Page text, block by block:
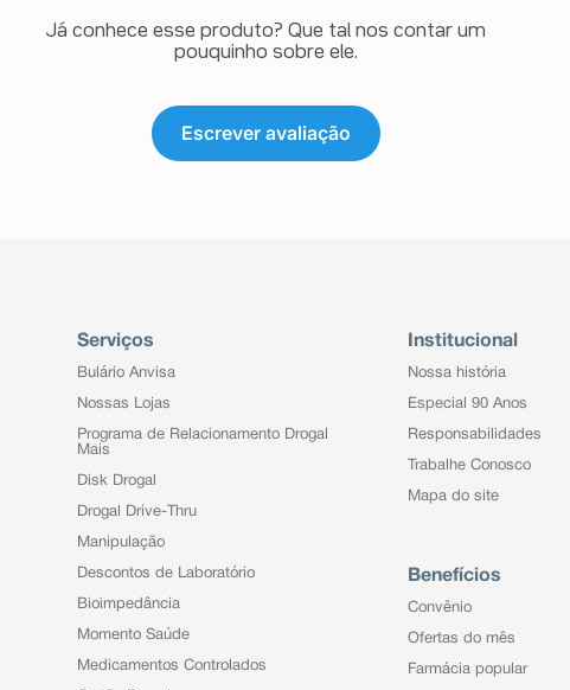
Já conhece esse produto? Que tal nos contar um
pouquinho sobre ele.
Escrever avaliação
Serviços
Bulário Anvisa
Nossas Lojas
Programa de Relacionamento Drogal
Mais
Disk Drogal
Drogal Drive-Thru
Manipulação
Descontos de Laboratório
Bioimpedância
Momento Saúde
Medicamentos Controlados
Institucional
Nossa história
Especial 90 Anos
Responsabilidades
Trabalhe Conosco
Mapa do site
Benefícios
Convênio
Ofertas do mês
Farmácia popular